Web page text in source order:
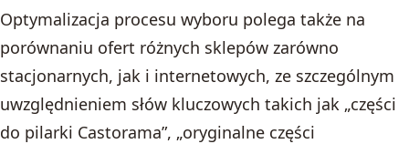
Optymalizacja procesu wyboru polega także na
porównaniu ofert różnych sklepów zarówno
stacjonarnych, jak i internetowych, ze szczególnym
uwzględnieniem słów kluczowych takich jak „części
do pilarki Castorama”, „oryginalne części